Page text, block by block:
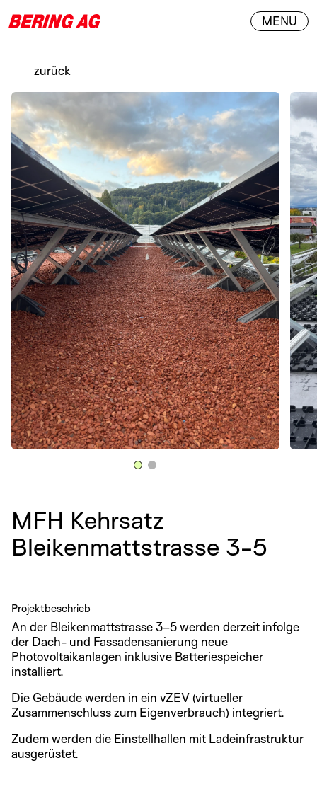
MENU
zurück
MFH Kehrsatz
Bleikenmattstrasse 3-5
Projektbeschrieb
An der Bleikenmattstrasse 3–5 werden derzeit infolge
der Dach- und Fassadensanierung neue
Photovoltaikanlagen inklusive Batteriespeicher
installiert.
Die Gebäude werden in ein vZEV (virtueller
Zusammenschluss zum Eigenverbrauch) integriert.
Zudem werden die Einstellhallen mit Ladeinfrastruktur
ausgerüstet.